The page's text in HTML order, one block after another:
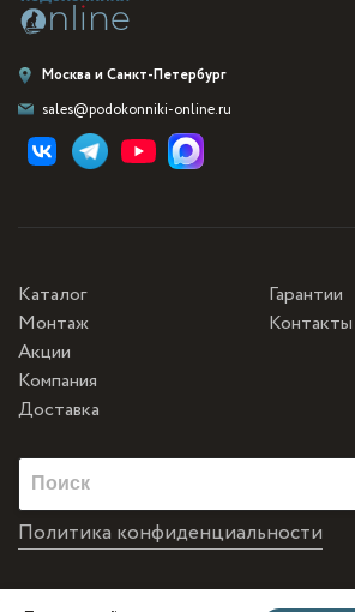
Москва и Санкт-Петербург
sales@podokonniki-online.ru
Каталог
Монтаж
Акции
Компания
Доставка
Гарантии
Контакты
Политика конфиденциальности
Разработка и продвижение от Matus&Kvits